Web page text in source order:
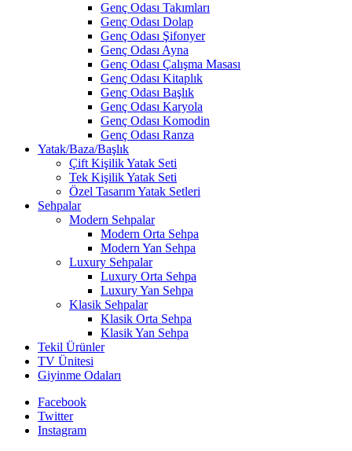
Genç Odası Takımları
Genç Odası Dolap
Genç Odası Şifonyer
Genç Odası Ayna
Genç Odası Çalışma Masası
Genç Odası Kitaplık
Genç Odası Başlık
Genç Odası Karyola
Genç Odası Komodin
Genç Odası Ranza
Yatak/Baza/Başlık
Çift Kişilik Yatak Seti
Tek Kişilik Yatak Seti
Özel Tasarım Yatak Setleri
Sehpalar
Modern Sehpalar
Modern Orta Sehpa
Modern Yan Sehpa
Luxury Sehpalar
Luxury Orta Sehpa
Luxury Yan Sehpa
Klasik Sehpalar
Klasik Orta Sehpa
Klasik Yan Sehpa
Tekil Ürünler
TV Ünitesi
Giyinme Odaları
Facebook
Twitter
Instagram